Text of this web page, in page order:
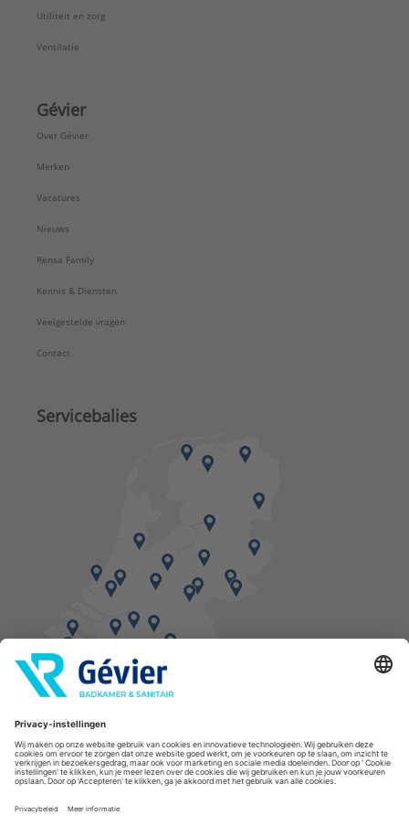
Utiliteit en zorg
Ventilatie
Gévier
Over Gévier
Merken
Vacatures
Nieuws
Rensa Family
Kennis & Diensten
Veelgestelde vragen
Contact
Servicebalies
Vind een balie in de buurt
* Bestellingen geplaatst in het weekend worden, mits voorradig, dinsdag geleverd.
Cookies